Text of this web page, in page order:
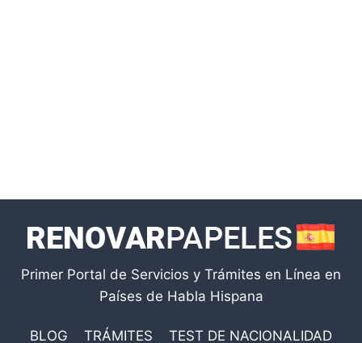
Primer Portal de Servicios y Trámites en Línea en
Países de Habla Hispana
BLOG TRÁMITES TEST DE NACIONALIDAD